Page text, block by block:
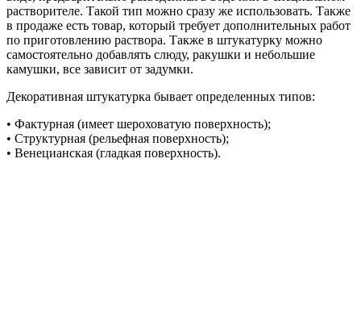
растворителе. Такой тип можно сразу же использовать. Также
в продаже есть товар, который требует дополнительных работ
по приготовлению раствора. Также в штукатурку можно
самостоятельно добавлять слюду, ракушки и небольшие
камушки, все зависит от задумки.
Декоративная штукатурка бывает определенных типов:
• Фактурная (имеет шероховатую поверхность);
• Структурная (рельефная поверхность);
• Венецианская (гладкая поверхность).